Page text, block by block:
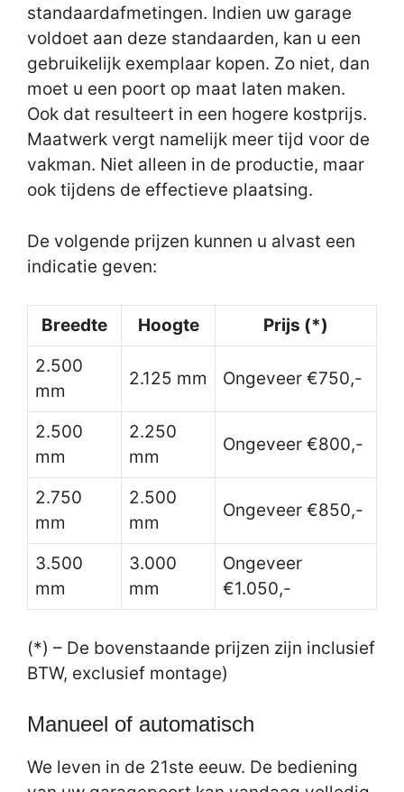
standaardafmetingen. Indien uw garage
voldoet aan deze standaarden, kan u een
gebruikelijk exemplaar kopen. Zo niet, dan
moet u een poort op maat laten maken.
Ook dat resulteert in een hogere kostprijs.
Maatwerk vergt namelijk meer tijd voor de
vakman. Niet alleen in de productie, maar
ook tijdens de effectieve plaatsing.
De volgende prijzen kunnen u alvast een
indicatie geven:
Breedte Hoogte
Prijs (*)
2.500
mm
2.125 mm Ongeveer €750,-
2.500
mm
2.250
mm
Ongeveer €800,-
2.750
mm
2.500
mm
Ongeveer €850,-
3.500
mm
3.000
mm
Ongeveer
€1.050,-
(*) – De bovenstaande prijzen zijn inclusief
BTW, exclusief montage)
Manueel of automatisch
We leven in de 21ste eeuw. De bediening